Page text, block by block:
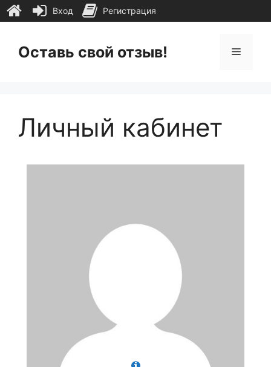
содержимому
Оставь свой отзыв! Меню
Личный кабинет
Вход Регистрация